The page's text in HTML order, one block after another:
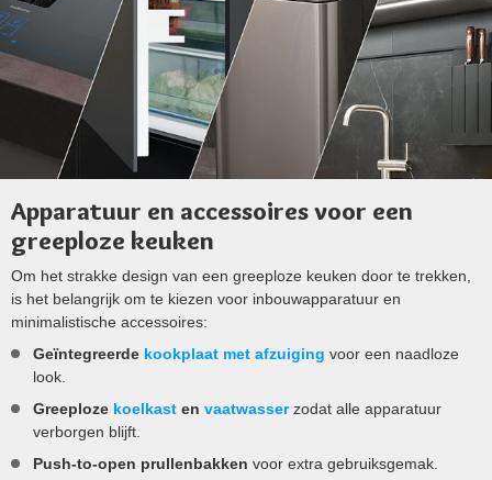
Apparatuur en accessoires voor een
greeploze keuken
Om het strakke design van een greeploze keuken door te trekken,
is het belangrijk om te kiezen voor inbouwapparatuur en
minimalistische accessoires:
Geïntegreerde kookplaat met afzuiging voor een naadloze
look.
Greeploze koelkast en vaatwasserzodat alle apparatuur
verborgen blijft.
Push-to-open prullenbakken voor extra gebruiksgemak.